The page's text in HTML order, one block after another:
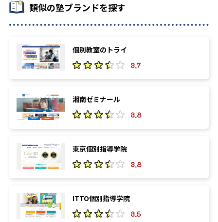
類似の塾ブランドを探す
個別教室のトライ
3.7
湘南ゼミナール
3.8
東京個別指導学院
3.8
ITTO個別指導学院
3.5